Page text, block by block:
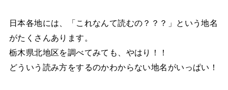
日本各地には、「これなんて読むの？？？」という地名
がたくさんあります。
栃木県北地区を調べてみても、やはり！！
どういう読み方をするのかわからない地名がいっぱい！